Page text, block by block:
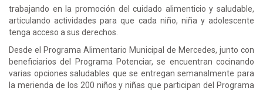
trabajando en la promoción del cuidado alimenticio y saludable,
articulando actividades para que cada niño, niña y adolescente
tenga acceso a sus derechos.
Desde el Programa Alimentario Municipal de Mercedes, junto con
beneficiarios del Programa Potenciar, se encuentran cocinando
varias opciones saludables que se entregan semanalmente para
la merienda de los 200 niños y niñas que participan del Programa